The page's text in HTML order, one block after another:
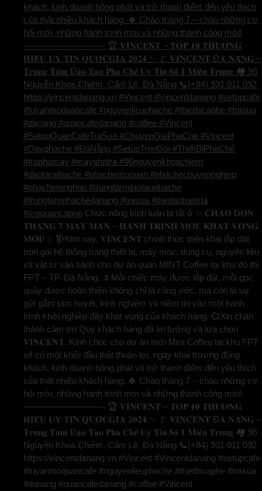
khách, kinh doanh hồng phát và trở thành điểm đến yêu thích
của thật nhiều khách hàng. 🍀 Chào tháng 7 – chào những cơ
hội mới, những hành trình mới và những thành công mới!
—————————- 🏆 𝐕𝐈𝐍𝐂𝐄𝐍𝐓 – 𝐓𝐎𝐏 𝟏𝟎 𝐓𝐇𝐔̛𝐎̛𝐍𝐆
𝐇𝐈𝐄̣̂𝐔 𝐔𝐘 𝐓𝐈́𝐍 𝐐𝐔𝐎̂́𝐂𝐆𝐈𝐀 𝟐𝟎𝟐𝟒 ✨ 🚩 𝐕𝐈𝐍𝐂𝐄𝐍𝐓 Đ𝐀̀ 𝐍𝐀̆̃𝐍𝐆 –
𝐓𝐫𝐮𝐧𝐠 𝐓𝐚̂𝐦 Đ𝐚̀𝐨 𝐓𝐚̣𝐨 𝐏𝐡𝐚 𝐂𝐡𝐞̂́ 𝐔𝐲 𝐓𝐢́𝐧 𝐒𝐨̂́ 𝟏 𝐌𝐢𝐞̂̀𝐧 𝐓𝐫𝐮𝐧𝐠 🏘️ 96
Nguyễn Khoa Chiêm, Cẩm Lệ, Đà Nẵng 📞(+84) 931 011 092
https://vincentdanang.vn #Vincent #Vincentdanang #setupcafe
#tuvanmoquancafe #nguyenlieuphache #thietbicaphe #trasua
#danang #quancafedanang #coffee #Vincent
#SetupQuanCafeTraSua #ChuyenGiaPhaChe #Vincent
#Dayphache #ĐàNẵng #SetupTrọnGói #ThiếtBịPhaChế
#traphamay #mayphatra #96nguyenkhoachiem
#daotaophache #phachemoquan #phachechuyennghiep
#phachetonghop #trungtamdaotaophache
#trungtamphachedanang #trasua #daotaobarista
#moquancaphe Chức năng bình luận bị tắt ở ✨ 𝐂𝐇𝐀̀𝐎 Đ𝐎́𝐍
𝐓𝐇𝐀́𝐍𝐆 𝟕 𝐌𝐀𝐘 𝐌𝐀̆́𝐍 – 𝐇𝐀̀𝐍𝐇 𝐓𝐑𝐈̀𝐍𝐇 𝐌𝐎̛́𝐈, 𝐊𝐇𝐀́𝐓 𝐕𝐎̣𝐍𝐆
𝐌𝐎̛́𝐈! ✨ 🎖️Hôm nay, 𝐕𝐈𝐍𝐂𝐄𝐍𝐓 chính thức triển khai lắp đặt
trọn gói hệ thống trang thiết bị, máy móc, dụng cụ, nguyên liệu
và vật tư vận hành cho dự án quán MINT Coffee tại khu đô thị
FPT – TP. Đà Nẵng. 🌷Mỗi chiếc máy được lắp đặt, mỗi góc
quầy được hoàn thiện không chỉ là công việc, mà còn là sự
gửi gắm tâm huyết, kinh nghiệm và niềm tin vào một hành
trình khởi nghiệp đầy khát vọng của khách hàng. 💞Xin chân
thành cảm ơn Quý khách hàng đã tin tưởng và lựa chọn
𝐕𝐈𝐍𝐂𝐄𝐍𝐓. Kính chúc cho dự án mới Mint Coffee tại khu FPT
sẽ có một khởi đầu thật thuận lợi, ngày khai trương đông
khách, kinh doanh hồng phát và trở thành điểm đến yêu thích
của thật nhiều khách hàng. 🍀 Chào tháng 7 – chào những cơ
hội mới, những hành trình mới và những thành công mới!
—————————- 🏆 𝐕𝐈𝐍𝐂𝐄𝐍𝐓 – 𝐓𝐎𝐏 𝟏𝟎 𝐓𝐇𝐔̛𝐎̛𝐍𝐆
𝐇𝐈𝐄̣̂𝐔 𝐔𝐘 𝐓𝐈́𝐍 𝐐𝐔𝐎̂́𝐂𝐆𝐈𝐀 𝟐𝟎𝟐𝟒 ✨ 🚩 𝐕𝐈𝐍𝐂𝐄𝐍𝐓 Đ𝐀̀ 𝐍𝐀̆̃𝐍𝐆 –
𝐓𝐫𝐮𝐧𝐠 𝐓𝐚̂𝐦 Đ𝐚̀𝐨 𝐓𝐚̣𝐨 𝐏𝐡𝐚 𝐂𝐡𝐞̂́ 𝐔𝐲 𝐓𝐢́𝐧 𝐒𝐨̂́ 𝟏 𝐌𝐢𝐞̂̀𝐧 𝐓𝐫𝐮𝐧𝐠 🏘️ 96
Nguyễn Khoa Chiêm, Cẩm Lệ, Đà Nẵng 📞(+84) 931 011 092
https://vincentdanang.vn #Vincent #Vincentdanang #setupcafe
#tuvanmoquancafe #nguyenlieuphache #thietbicaphe #trasua
#danang #quancafedanang #coffee #Vincent